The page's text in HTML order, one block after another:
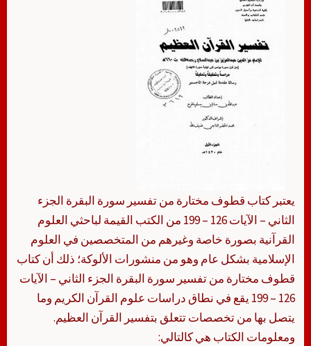
يعتبر كتاب قطوف مختارة من تفسير سورة البقرة الجزء
الثاني – الآيات 126 – 199 من الكتب القيمة لباحثي العلوم
القرآنية بصورة خاصة وغيرهم من المتخصصين في العلوم
الإسلامية بشكل عام وهو من منشورات الألوكة؛ ذلك أن كتاب
قطوف مختارة من تفسير سورة البقرة الجزء الثاني – الآيات
126 – 199 يقع في نطاق دراسات علوم القرآن الكريم وما
يتصل بها من تخصصات تتعلق بتفسير القرآن العظيم.
ومعلومات الكتاب هي كالتالي: